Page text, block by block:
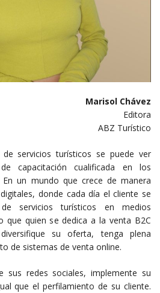
Marisol Chávez
Editora
ABZ Turístico
servicios turísticos se puede ver
capacitación cualificada en los
un mundo que crece de manera
donde cada día el cliente se
servicios turísticos en medios
que quien se dedica a la venta B2C
su oferta, tenga plena
de sistemas de venta online.
redes sociales, implemente su
que el perfilamiento de su cliente.